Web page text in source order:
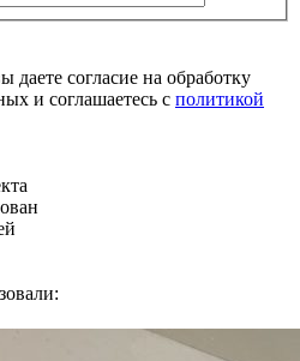
согласие на обработку
и соглашаетесь с политикой